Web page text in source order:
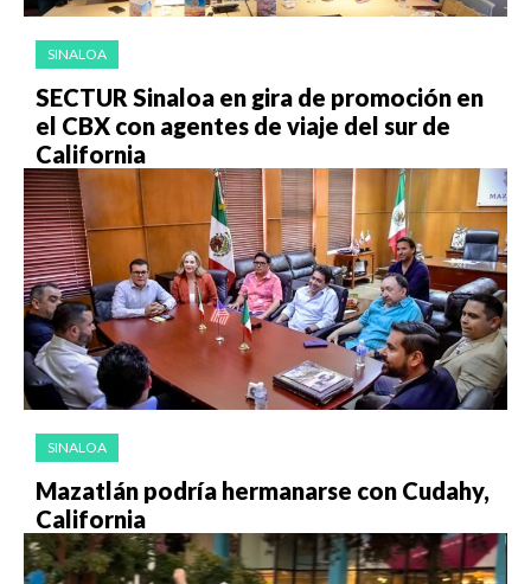
SINALOA
SECTUR Sinaloa en gira de promoción en
el CBX con agentes de viaje del sur de
California
SINALOA
Mazatlán podría hermanarse con Cudahy,
California